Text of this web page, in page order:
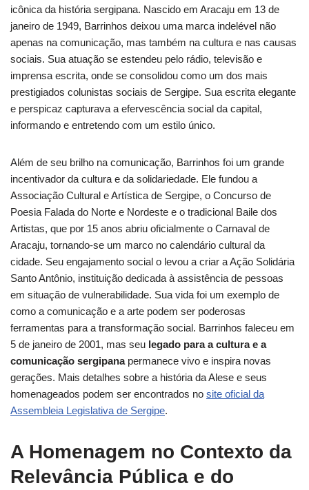
icônica da história sergipana. Nascido em Aracaju em 13 de
janeiro de 1949, Barrinhos deixou uma marca indelével não
apenas na comunicação, mas também na cultura e nas causas
sociais. Sua atuação se estendeu pelo rádio, televisão e
imprensa escrita, onde se consolidou como um dos mais
prestigiados colunistas sociais de Sergipe. Sua escrita elegante
e perspicaz capturava a efervescência social da capital,
informando e entretendo com um estilo único.
Além de seu brilho na comunicação, Barrinhos foi um grande
incentivador da cultura e da solidariedade. Ele fundou a
Associação Cultural e Artística de Sergipe, o Concurso de
Poesia Falada do Norte e Nordeste e o tradicional Baile dos
Artistas, que por 15 anos abriu oficialmente o Carnaval de
Aracaju, tornando-se um marco no calendário cultural da
cidade. Seu engajamento social o levou a criar a Ação Solidária
Santo Antônio, instituição dedicada à assistência de pessoas
em situação de vulnerabilidade. Sua vida foi um exemplo de
como a comunicação e a arte podem ser poderosas
ferramentas para a transformação social. Barrinhos faleceu em
5 de janeiro de 2001, mas seu legado para a cultura e a
comunicação sergipanapermanece vivo e inspira novas
gerações. Mais detalhes sobre a história da Alese e seus
homenageados podem ser encontrados no site oficial da
Assembleia Legislativa de Sergipe.
A Homenagem no Contexto da
Relevância Pública e do